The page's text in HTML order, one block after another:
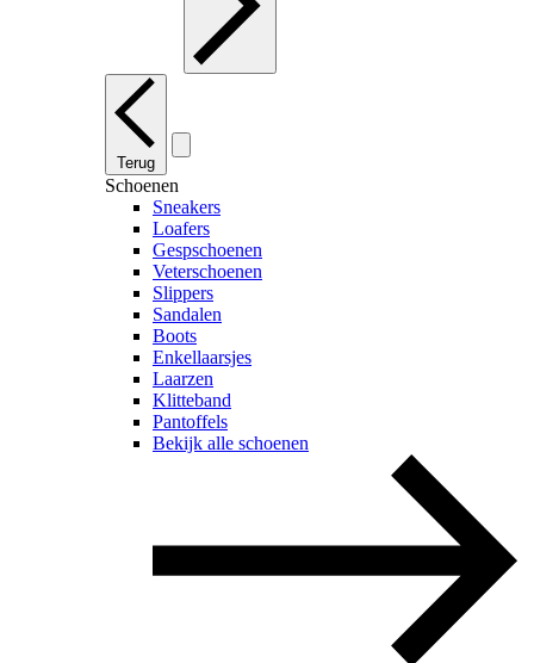
Terug
Schoenen
Sneakers
Loafers
Gespschoenen
Veterschoenen
Slippers
Sandalen
Boots
Enkellaarsjes
Laarzen
Klitteband
Pantoffels
Bekijk alle schoenen